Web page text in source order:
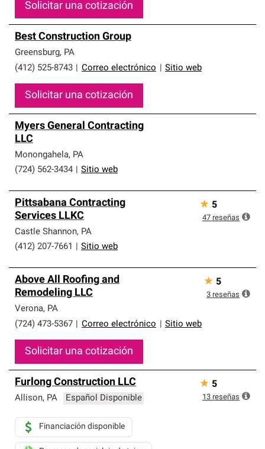
Solicitar una cotización
Best Construction Group
Greensburg, PA
(412) 525-8743
Correo electrónico Sitio web
Solicitar una cotización
Myers General Contracting
LLC
Monongahela, PA
(724) 562-3434
Sitio web
Pittsabana Contracting
Services LLKC
Castle Shannon, PA
(412) 207-7661
Sitio web
★ 5
47 reseñas
Above All Roofing and
Remodeling LLC
Verona, PA
(724) 473-5367
Correo electrónico Sitio web
Solicitar una cotización
★ 5
3 reseñas
Furlong Construction LLC
Allison, PA Español Disponible
Financiación disponible
★ 5
13 reseñas